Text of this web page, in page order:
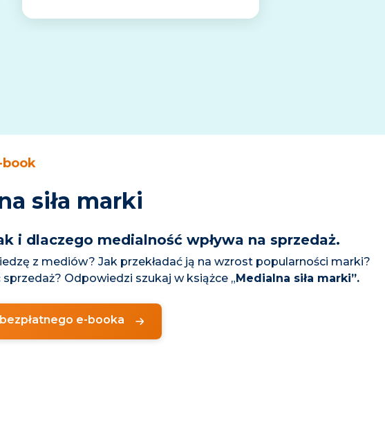
book
siła marki
i dlaczego medialność wpływa na sprzedaż.
z mediów? Jak przekładać ją na wzrost popularności marki?
Odpowiedzi szukaj w książce „Medialna siła marki”.
e-booka